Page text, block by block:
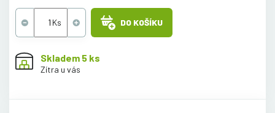
DO KOŠÍKU
Skladem 5 ks
Zítra u vás